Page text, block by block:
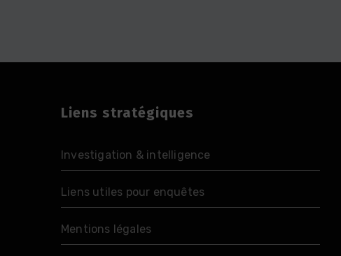
Liens stratégiques
Investigation & intelligence
Liens utiles pour enquêtes
Mentions légales